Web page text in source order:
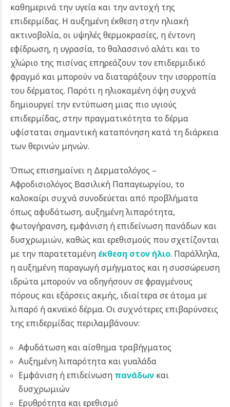
καθημερινά την υγεία και την αντοχή της
επιδερμίδας. Η αυξημένη έκθεση στην ηλιακή
ακτινοβολία, οι υψηλές θερμοκρασίες, η έντονη
εφίδρωση, η υγρασία, το θαλασσινό αλάτι και το
χλώριο της πισίνας επηρεάζουν τον επιδερμιδικό
φραγμό και μπορούν να διαταράξουν την ισορροπία
του δέρματος. Παρότι η ηλιοκαμένη όψη συχνά
δημιουργεί την εντύπωση μιας πιο υγιούς
επιδερμίδας, στην πραγματικότητα το δέρμα
υφίσταται σημαντική καταπόνηση κατά τη διάρκεια
των θερινών μηνών.
Όπως επισημαίνει η Δερματολόγος –
Αφροδισιολόγος Βασιλική Παπαγεωργίου, το
καλοκαίρι συχνά συνοδεύεται από προβλήματα
όπως αφυδάτωση, αυξημένη λιπαρότητα,
φωτογήρανση, εμφάνιση ή επιδείνωση πανάδων και
δυσχρωμιών, καθώς και ερεθισμούς που σχετίζονται
με την παρατεταμένη έκθεση στον ήλιο. Παράλληλα,
η αυξημένη παραγωγή σμήγματος και η συσσώρευση
ιδρώτα μπορούν να οδηγήσουν σε φραγμένους
πόρους και εξάρσεις ακμής, ιδιαίτερα σε άτομα με
λιπαρό ή ακνεϊκό δέρμα. Οι συχνότερες επιβαρύνσεις
της επιδερμίδας περιλαμβάνουν:
Αφυδάτωση και αίσθημα τραβήγματος
Αυξημένη λιπαρότητα και γυαλάδα
Εμφάνιση ή επιδείνωση πανάδων και
δυσχρωμιών
Ερυθρότητα και ερεθισμό